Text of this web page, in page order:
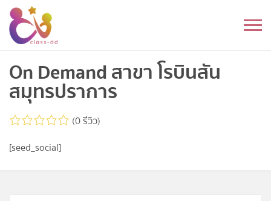
Skip
content
อนุบาล
ประถม
มัธยมต้น
On Demand สาขา โรบินสัน
สมุทรปราการ
(0 รีวิว)
[seed_social]